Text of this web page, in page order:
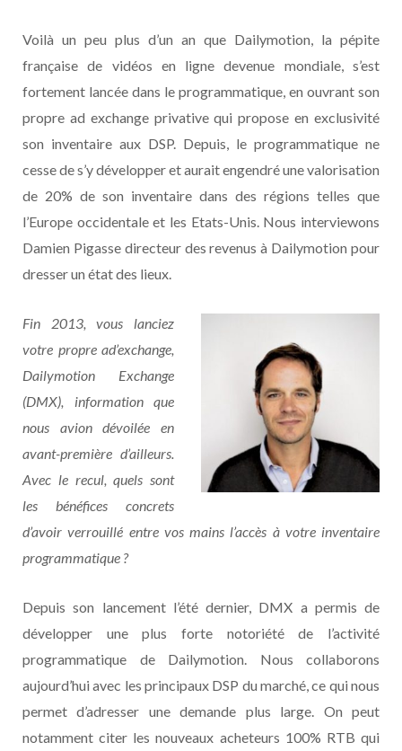
Voilà un peu plus d’un an que Dailymotion, la pépite
française de vidéos en ligne devenue mondiale, s’est
fortement lancée dans le programmatique, en ouvrant son
propre ad exchange privative qui propose en exclusivité
son inventaire aux DSP. Depuis, le programmatique ne
cesse de s’y développer et aurait engendré une valorisation
de 20% de son inventaire dans des régions telles que
l’Europe occidentale et les Etats-Unis. Nous interviewons
Damien Pigasse directeur des revenus à Dailymotion pour
dresser un état des lieux.
Fin 2013, vous lanciez
votre propre ad’exchange,
Dailymotion Exchange
(DMX), information que
nous avion dévoilée en
avant-première d’ailleurs.
Avec le recul, quels sont
les bénéfices concrets
d’avoir verrouillé entre vos mains l’accès à votre inventaire
programmatique ?
Depuis son lancement l’été dernier, DMX a permis de
développer une plus forte notoriété de l’activité
programmatique de Dailymotion. Nous collaborons
aujourd’hui avec les principaux DSP du marché, ce qui nous
permet d’adresser une demande plus large. On peut
notamment citer les nouveaux acheteurs 100% RTB qui